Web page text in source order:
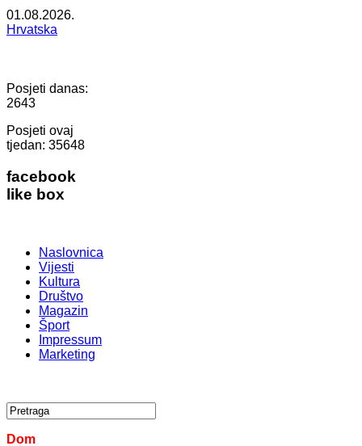
01.08.2026.
Hrvatska
Posjeti danas:
2643
Posjeti ovaj
tjedan: 35648
facebook
like box
Naslovnica
Vijesti
Kultura
Društvo
Magazin
Šport
Impressum
Marketing
Dom